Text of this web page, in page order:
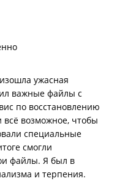
ужасная
важные файлы с
по восстановлению
всё возможное, чтобы
специальные
смогли
файлы. Я был в
и терпения.